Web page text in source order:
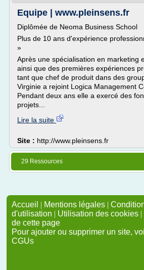
Equipe | www.pleinsens.fr
Diplômée de Neoma Business School
Plus de 10 ans d'expérience
»
Après une spécialisation en marketing
ainsi que des premières expériences
tant que chef de produit dans des
Virginie a rejoint Logica Management
Pendant deux ans elle a exercé des
projets...
Lire la suite
Site : http://www.pleinsens.fr
29 Ressources
Accueil | Mentions légales |
d'utilisation | Utilisation des cookies |
de cette page
Pour ajouter ou supprimer un site,
CGUs